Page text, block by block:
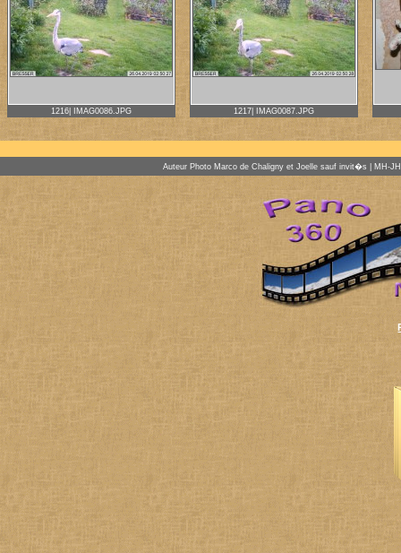
1216| IMAG0086.JPG 1217| IMAG0087.JPG
Auteur Photo Marco de Chaligny et Joelle sauf invit�s | MH-